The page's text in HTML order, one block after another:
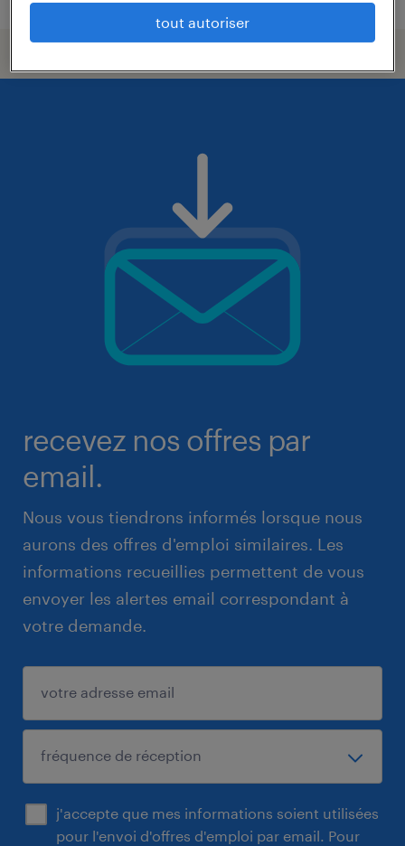
recevez nos offres par
email.
Nous vous tiendrons informés lorsque nous
aurons des offres d'emploi similaires. Les
informations recueillies permettent de vous
envoyer les alertes email correspondant à
votre demande.
j'accepte que mes informations soient utilisées
pour l'envoi d'offres d'emploi par email. Pour
tout autoriser